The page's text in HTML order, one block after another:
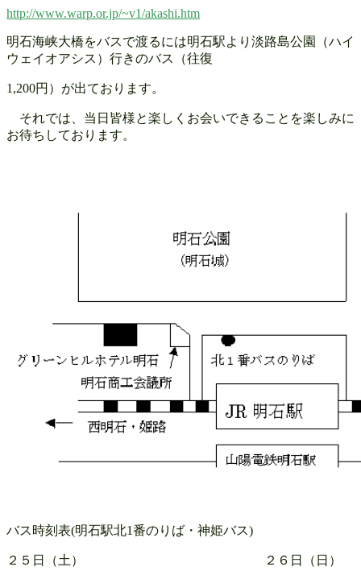
http://www.warp.or.jp/~v1/akashi.htm
明石海峡大橋をバスで渡るには明石駅より淡路島公園（ハイ
ウェイオアシス）行きのバス（往復
1,200円）が出ております。
それでは、当日皆様と楽しくお会いできることを楽しみに
お待ちしております。
バス時刻表(明石駅北1番のりば・神姫バス)
２５日（土） ２６日（日）